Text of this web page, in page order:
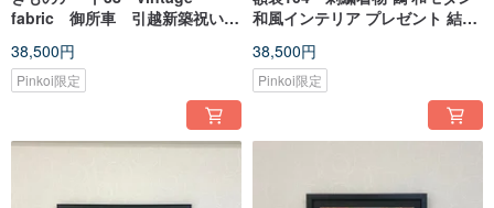
fabric 御所車 引越新築祝い
ートパネル made in japan
38,500円
Pinkoi限定
和風インテリア プレゼント 結婚
38,500円
Pinkoi限定